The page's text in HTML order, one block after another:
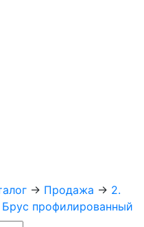
→ Продажа → 2.
Брус профилированный